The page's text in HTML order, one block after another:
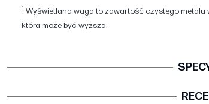
1 Wyświetlana waga to zawartość czystego metalu
która może być wyższa.